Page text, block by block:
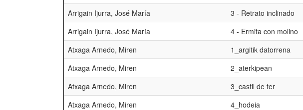
Arrigain Ijurra, José María
3 - Retrato inclinado
Arrigain Ijurra, José María
4 - Ermita con molino
Atxaga Arnedo, Miren
1_argitik datorrena
Atxaga Arnedo, Miren
2_aterkipean
Atxaga Arnedo, Miren
3_castil de ter
Atxaga Arnedo, Miren
4_hodeia